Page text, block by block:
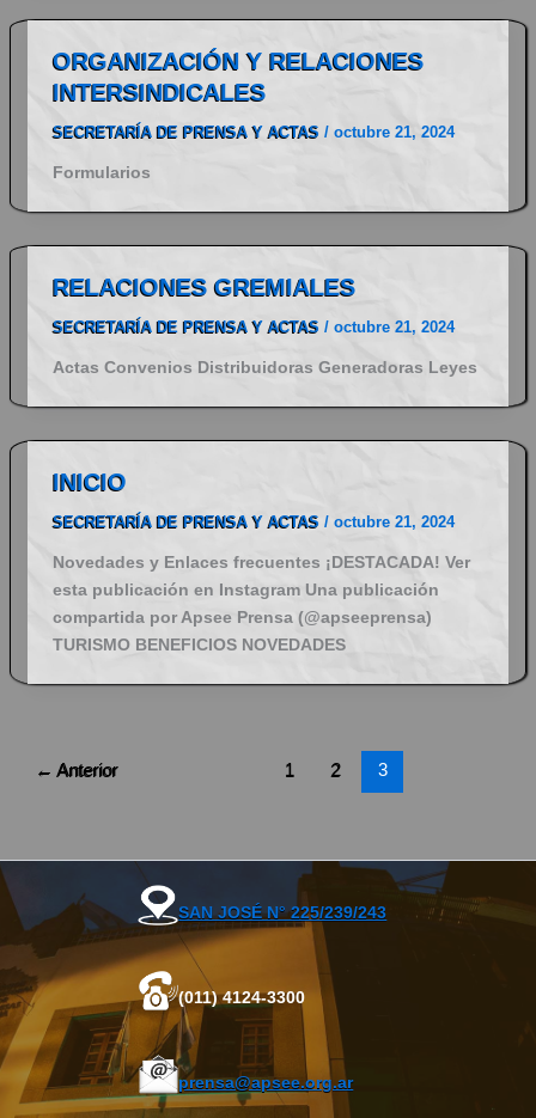
ORGANIZACIÓN Y RELACIONES
INTERSINDICALES
SECRETARÍA DE PRENSA Y ACTAS / octubre 21, 2024
Formularios
RELACIONES GREMIALES
SECRETARÍA DE PRENSA Y ACTAS / octubre 21, 2024
Actas Convenios Distribuidoras Generadoras Leyes
INICIO
SECRETARÍA DE PRENSA Y ACTAS / octubre 21, 2024
Novedades y Enlaces frecuentes ¡DESTACADA! Ver
esta publicación en Instagram Una publicación
compartida por Apsee Prensa (@apseeprensa)
TURISMO BENEFICIOS NOVEDADES
← Anterior 1 2 3
SAN JOSÉ N° 225/239/243
(011) 4124-3300
prensa@apsee.org.ar